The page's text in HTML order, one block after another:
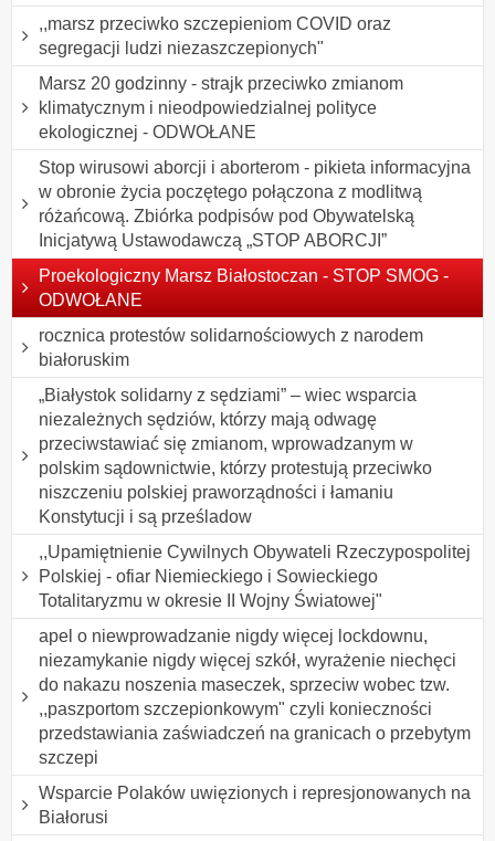
,,marsz przeciwko szczepieniom COVID oraz
segregacji ludzi niezaszczepionych"
Marsz 20 godzinny - strajk przeciwko zmianom
klimatycznym i nieodpowiedzialnej polityce
ekologicznej - ODWOŁANE
Stop wirusowi aborcji i aborterom - pikieta informacyjna
w obronie życia poczętego połączona z modlitwą
różańcową. Zbiórka podpisów pod Obywatelską
Inicjatywą Ustawodawczą „STOP ABORCJI”
Proekologiczny Marsz Białostoczan - STOP SMOG -
ODWOŁANE
rocznica protestów solidarnościowych z narodem
białoruskim
„Białystok solidarny z sędziami” – wiec wsparcia
niezależnych sędziów, którzy mają odwagę
przeciwstawiać się zmianom, wprowadzanym w
polskim sądownictwie, którzy protestują przeciwko
niszczeniu polskiej praworządności i łamaniu
Konstytucji i są prześladow
,,Upamiętnienie Cywilnych Obywateli Rzeczypospolitej
Polskiej - ofiar Niemieckiego i Sowieckiego
Totalitaryzmu w okresie II Wojny Światowej"
apel o niewprowadzanie nigdy więcej lockdownu,
niezamykanie nigdy więcej szkół, wyrażenie niechęci
do nakazu noszenia maseczek, sprzeciw wobec tzw.
,,paszportom szczepionkowym" czyli konieczności
przedstawiania zaświadczeń na granicach o przebytym
szczepi
Wsparcie Polaków uwięzionych i represjonowanych na
Białorusi